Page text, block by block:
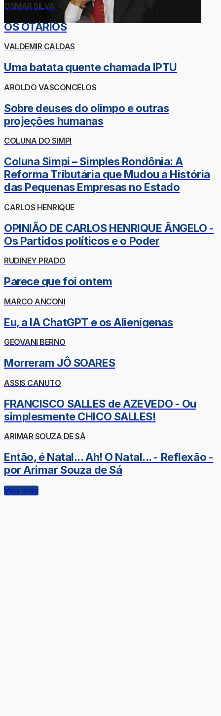
OSMAR SILVA
OS OTÁRIOS
VALDEMIR CALDAS
Uma batata quente chamada IPTU
AROLDO VASCONCELOS
Sobre deuses do olimpo e outras
projeções humanas
COLUNA DO SIMPI
Coluna Simpi – Simples Rondônia: A
Reforma Tributária que Mudou a História
das Pequenas Empresas no Estado
CARLOS HENRIQUE
OPINIÃO DE CARLOS HENRIQUE ÂNGELO -
Os Partidos políticos e o Poder
RUDINEY PRADO
Parece que foi ontem
MARCO ANCONI
Eu, a IA ChatGPT e os Alienígenas
GEOVANI BERNO
Morreram JÔ SOARES
ASSIS CANUTO
FRANCISCO SALLES de AZEVEDO - Ou
simplesmente CHICO SALLES!
ARIMAR SOUZA DE SÁ
Então, é Natal... Ah! O Natal... - Reflexão -
por Arimar Souza de Sá
Veja mais